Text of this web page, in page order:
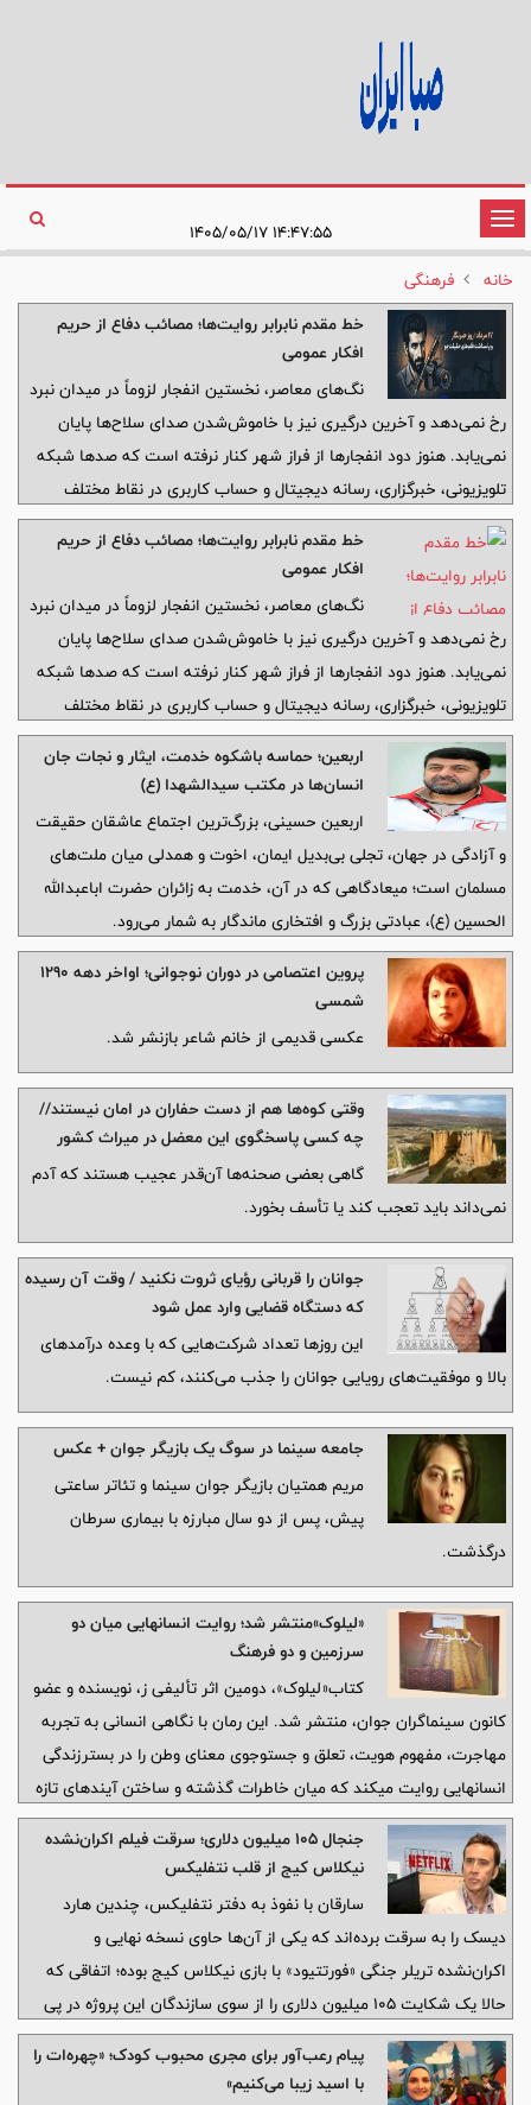
تغییر
وضعیت
ناوبری
۱۴:۴۷:۵۵ ۱۴۰۵/۰۵/۱۷
خانه
فرهنگی
خط مقدم نابرابر روایت‌ها؛ مصائب دفاع از حریم
افکار عمومی
نگ‌های معاصر، نخستین انفجار لزوماً در میدان نبرد
رخ نمی‌دهد و آخرین درگیری نیز با خاموش‌شدن صدای سلاح‌ها پایان
نمی‌یابد. هنوز دود انفجارها از فراز شهر کنار نرفته است که صدها شبکه
تلویزیونی، خبرگزاری، رسانه دیجیتال و حساب کاربری در نقاط مختلف
جهان، روایت خود را از واقعه منتشر می‌کنند. تصاویر گزینش می‌شوند،
تیترها روی خروجی می‌روند، کارشناسان مقابل دوربین‌ها می‌نشینند و
روایت‌های اولیه، پیش از آنکه ابعاد واقعی حادثه روی زمین روشن شود،
راه خود را به ذهن میلیون‌ها نفر باز می‌کنند
خط مقدم نابرابر روایت‌ها؛ مصائب دفاع از حریم
افکار عمومی
نگ‌های معاصر، نخستین انفجار لزوماً در میدان نبرد
رخ نمی‌دهد و آخرین درگیری نیز با خاموش‌شدن صدای سلاح‌ها پایان
نمی‌یابد. هنوز دود انفجارها از فراز شهر کنار نرفته است که صدها شبکه
تلویزیونی، خبرگزاری، رسانه دیجیتال و حساب کاربری در نقاط مختلف
جهان، روایت خود را از واقعه منتشر می‌کنند. تصاویر گزینش می‌شوند،
تیترها روی خروجی می‌روند، کارشناسان مقابل دوربین‌ها می‌نشینند و
روایت‌های اولیه، پیش از آنکه ابعاد واقعی حادثه روی زمین روشن شود،
راه خود را به ذهن میلیون‌ها نفر باز می‌کنند
اربعین؛ حماسه باشکوه خدمت، ایثار و نجات جان
انسان‌ها در مکتب سیدالشهدا (ع)
اربعین حسینی، بزرگ‌ترین اجتماع عاشقان حقیقت
و آزادگی در جهان، تجلی بی‌بدیل ایمان، اخوت و همدلی میان ملت‌های
مسلمان است؛ میعادگاهی که در آن، خدمت به زائران حضرت اباعبدالله
الحسین (ع)، عبادتی بزرگ و افتخاری ماندگار به شمار می‌رود.
پروین اعتصامی در دوران نوجوانی؛ اواخر دهه ۱۲۹۰
شمسی
عکسی قدیمی از خانم شاعر بازنشر شد.
وقتی کوه‌ها هم از دست حفاران در امان نیستند//
چه کسی پاسخگوی این معضل در میراث کشور
است؟
گاهی بعضی صحنه‌ها آن‌قدر عجیب هستند که آدم
نمی‌داند باید تعجب کند یا تأسف بخورد.
جوانان را قربانی رؤیای ثروت نکنید / وقت آن رسیده
که دستگاه قضایی وارد عمل شود
این روزها تعداد شرکت‌هایی که با وعده درآمدهای
بالا و موفقیت‌های رویایی جوانان را جذب می‌کنند، کم نیست.
جامعه سینما در سوگ یک بازیگر جوان + عکس
مریم همتیان بازیگر جوان سینما و تئاتر ساعتی
پیش، پس از دو سال مبارزه با بیماری سرطان
درگذشت.
«لیلوک»منتشر شد؛ روایت انسانهایی میان دو
سرزمین و دو فرهنگ
کتاب«لیلوک»، دومین اثر تألیفی ز، نویسنده و عضو
کانون سینماگران جوان، منتشر شد. این رمان با نگاهی انسانی به تجربه
مهاجرت، مفهوم هویت، تعلق و جستوجوی معنای وطن را در بسترزندگی
انسانهایی روایت میکند که میان خاطرات گذشته و ساختن آیندهای تازه
در حرکتاند.
جنجال ۱۰۵ میلیون دلاری؛ سرقت فیلم اکران‌نشده
نیکلاس کیج از قلب نتفلیکس
سارقان با نفوذ به دفتر نتفلیکس، چندین هارد
دیسک را به سرقت برده‌اند که یکی از آن‌ها حاوی نسخه نهایی و
اکران‌نشده تریلر جنگی «فورتتیود» با بازی نیکلاس کیج بوده؛ اتفاقی که
حالا یک شکایت ۱۰۵ میلیون دلاری را از سوی سازندگان این پروژه در پی
داشته است.
پیام رعب‌آور برای مجری محبوب کودک؛ «چهره‌ات را
با اسید زیبا می‌کنیم»